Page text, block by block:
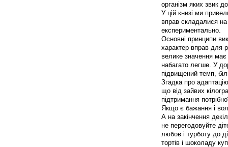
організм яких звик
У цій книзі ми
вправ складалися на
експериментально.
Основні принципи
характер вправ для
велике значення має
набагато легше. У
підвищений темп,
Згадка про
що від зайвих
підтримання
Якщо є бажання і
А на закінчення
не перегодовуйте
любов і турботу до
тортів і шоколаду